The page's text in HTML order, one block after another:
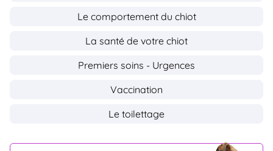
Le comportement du chiot
La santé de votre chiot
Premiers soins - Urgences
Vaccination
Le toilettage